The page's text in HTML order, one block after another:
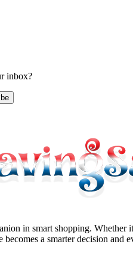
inbox?
in smart shopping. Whether
a smarter decision and